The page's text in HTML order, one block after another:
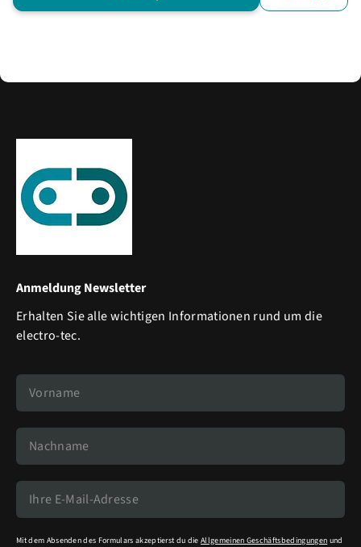
Anmeldung Newsletter
Erhalten Sie alle wichtigen Informationen rund um die
electro-tec.
Mit dem Absenden des Formulars akzeptierst du dieAllgemeinen Geschäftsbedingungen und